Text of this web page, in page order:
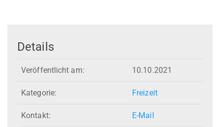
Details
Veröffentlicht am: 10.10.2021
Kategorie: Freizeit
Kontakt: E-Mail